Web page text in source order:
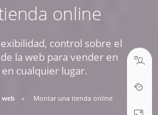
online
control sobre el
la web para vender en
cualquier lugar.
web Montar una tienda online
A 18:30 PM
ABRIR TICKET